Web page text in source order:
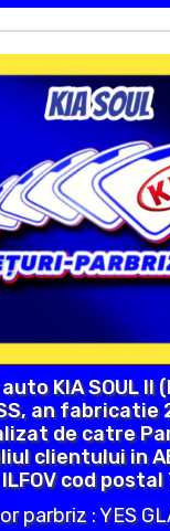
KIA SOUL II
an fabricatie
de catre
clientului in
ILFOV cod
parbriz : YES